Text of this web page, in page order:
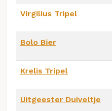
Virgilius Tripel
Bolo Bier
Krelis Tripel
Uitgeester Duiveltje